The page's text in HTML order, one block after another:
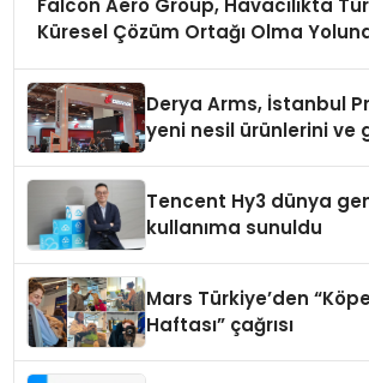
Falcon Aero Group, Havacılıkta
Küresel Çözüm Ortağı Olma
Derya Arms, İstanbul
yeni nesil ürünlerini ve
Tencent Hy3 dünya
kullanıma sunuldu
Mars Türkiye’den
Haftası” çağrısı